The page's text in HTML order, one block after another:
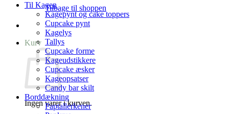
Tilbage til shoppen
Kurv
Ingen varer i kurven.
Til Kagen
Kagepynt og cake toppers
Cupcake pynt
Kagelys
Tallys
Cupcake forme
Kageudstikkere
Cupcake æsker
Kageopsatser
Candy bar skilt
Borddækning
Paptallerkener